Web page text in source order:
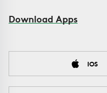
Download Apps
IOS